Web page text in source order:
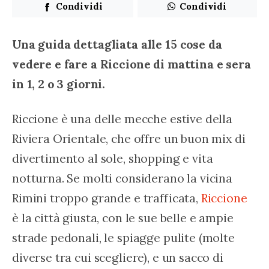
Condividi Condividi
Una guida dettagliata alle 15 cose da
vedere e fare a Riccione di mattina e sera
in 1, 2 o 3 giorni.
Riccione è una delle mecche estive della
Riviera Orientale, che offre un buon mix di
divertimento al sole, shopping e vita
notturna. Se molti considerano la vicina
Rimini troppo grande e trafficata, Riccione
è la città giusta, con le sue belle e ampie
strade pedonali, le spiagge pulite (molte
diverse tra cui scegliere), e un sacco di